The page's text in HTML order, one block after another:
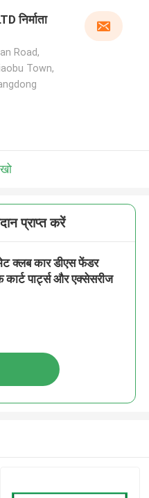
निर्माता
Road,
Town,
प्राप्त करें
क्लब कार डीएस फेंडर
कार्ट पार्ट्स और एक्सेसरीज